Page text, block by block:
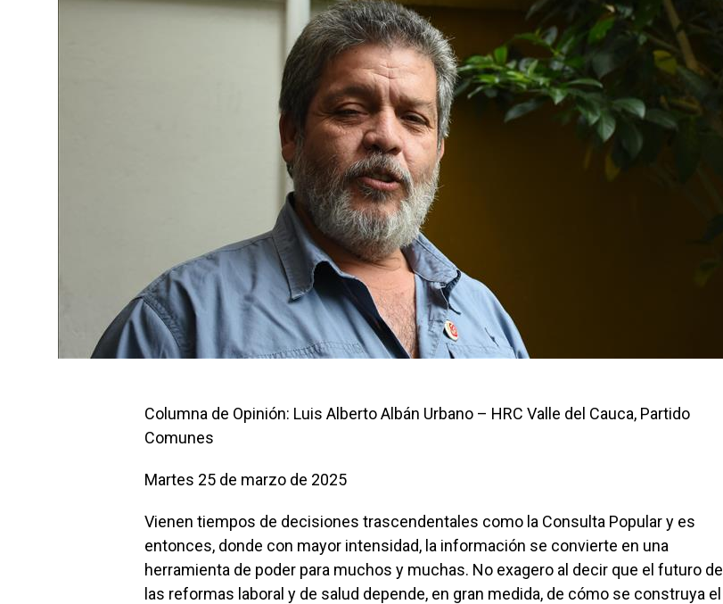
Columna de Opinión: Luis Alberto Albán Urbano – HRC Valle del Cauca, Partido
Comunes
Martes 25 de marzo de 2025
Vienen tiempos de decisiones trascendentales como la Consulta Popular y es
entonces, donde con mayor intensidad, la información se convierte en una
herramienta de poder para muchos y muchas. No exagero al decir que el futuro de
las reformas laboral y de salud depende, en gran medida, de cómo se construya el